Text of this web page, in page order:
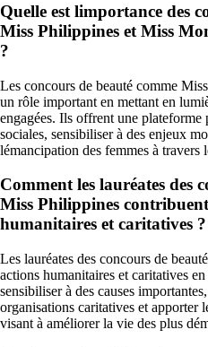
Quelle est limportance des
Miss Philippines et Miss
?
Les concours de beauté comme
un rôle important en mettant en
engagées. Ils offrent une plateforme
sociales, sensibiliser à des enjeux
lémancipation des femmes à travers
Comment les lauréates des
Miss Philippines
humanitaires et caritatives ?
Les lauréates des concours de
actions humanitaires et caritatives
sensibiliser à des causes
organisations caritatives et apporter
visant à améliorer la vie des plus